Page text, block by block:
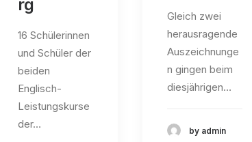
rg
16 Schülerinnen
und Schüler der
beiden
Englisch-
Leistungskurse
der…
Gleich zwei
herausragende
Auszeichnunge
n gingen beim
diesjährigen…
by admin